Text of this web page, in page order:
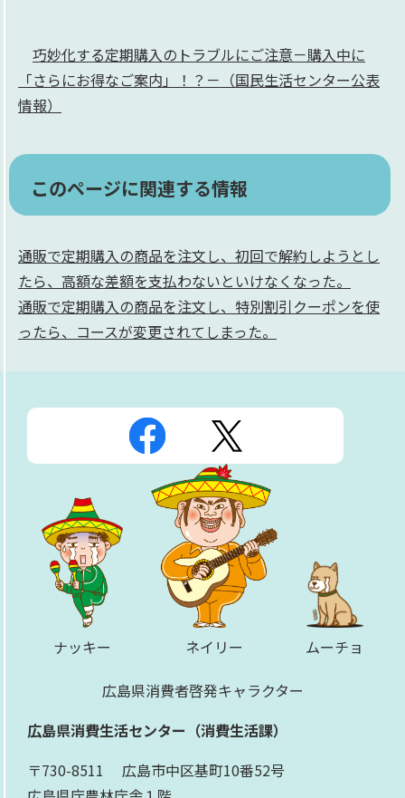
巧妙化する定期購入のトラブルにご注意－購入中に
「さらにお得なご案内」！？－​ （国民生活センター公表
情報）
このページに関連する情報
通販で定期購入の商品を注文し、初回で解約しようとし
たら、高額な差額を支払わないといけなくなった。
通販で定期購入の商品を注文し、特別割引クーポンを使
ったら、コースが変更されてしまった。
ナッキー ネイリー
ムーチョ
広島県消費者啓発キャラクター
広島県消費生活センター（消費生活課）
〒730-8511 広島市中区基町10番52号